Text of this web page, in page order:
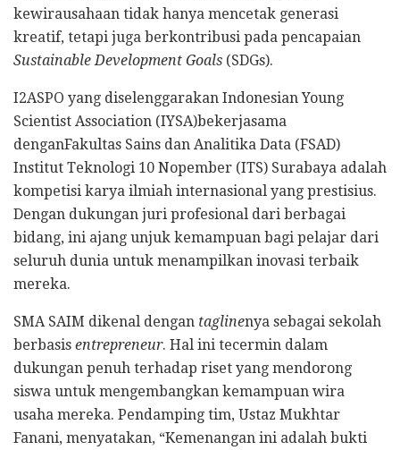
kewirausahaan tidak hanya mencetak generasi
kreatif, tetapi juga berkontribusi pada pencapaian
Sustainable Development Goals (SDGs).
I2ASPO yang diselenggarakan Indonesian Young
Scientist Association (IYSA)bekerjasama
denganFakultas Sains dan Analitika Data (FSAD)
Institut Teknologi 10 Nopember (ITS) Surabaya adalah
kompetisi karya ilmiah internasional yang prestisius.
Dengan dukungan juri profesional dari berbagai
bidang, ini ajang unjuk kemampuan bagi pelajar dari
seluruh dunia untuk menampilkan inovasi terbaik
mereka.
SMA SAIM dikenal dengan taglinenya sebagai sekolah
berbasis entrepreneur. Hal ini tecermin dalam
dukungan penuh terhadap riset yang mendorong
siswa untuk mengembangkan kemampuan wira
usaha mereka. Pendamping tim, Ustaz Mukhtar
Fanani, menyatakan, “Kemenangan ini adalah bukti